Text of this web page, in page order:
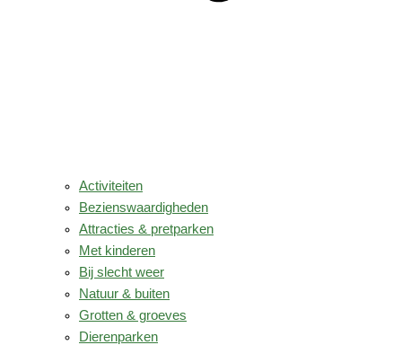
Activiteiten
Bezienswaardigheden
Attracties & pretparken
Met kinderen
Bij slecht weer
Natuur & buiten
Grotten & groeves
Dierenparken